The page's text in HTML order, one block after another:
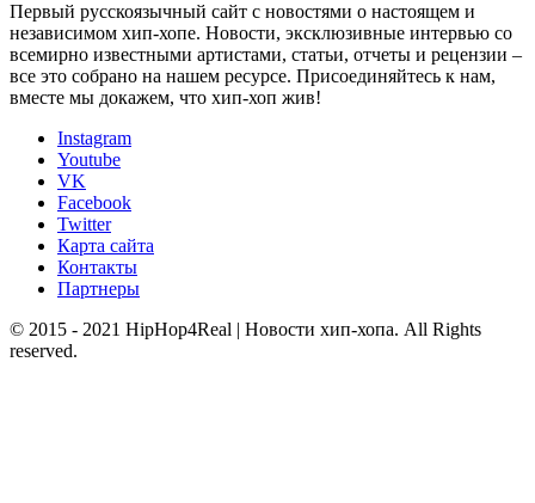
Первый русскоязычный сайт с новостями о настоящем и
независимом хип-хопе. Новости, эксклюзивные интервью со
всемирно известными артистами, статьи, отчеты и рецензии –
все это собрано на нашем ресурсе. Присоединяйтесь к нам,
вместе мы докажем, что хип-хоп жив!
Instagram
Youtube
VK
Facebook
Twitter
Карта сайта
Контакты
Партнеры
© 2015 - 2021 HipHop4Real | Новости хип-хопа. All Rights
reserved.